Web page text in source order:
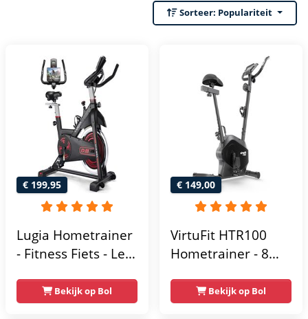
Sorteer: Populariteit
€ 199,95
Lugia Hometrainer
- Fitness Fiets - Led
Verstelbaar Zadel -
0-100% weerstand
Bekijk op Bol
€ 149,00
VirtuFit HTR100
Hometrainer - 8
Weerstandniveau's
- Verstelbaar zadel
Bekijk op Bol